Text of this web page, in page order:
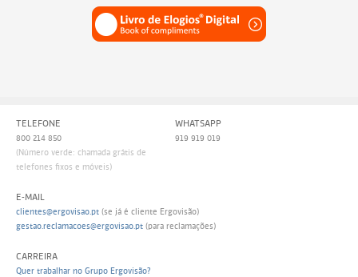
TELEFONE
800 214 850
(Número verde: chamada grátis de
telefones fixos e móveis)
WHATSAPP
919 919 019
E-MAIL
clientes@ergovisao.pt (se já é cliente Ergovisão)
gestao.reclamacoes@ergovisao.pt (para reclamações)
CARREIRA
Quer trabalhar no Grupo Ergovisão?